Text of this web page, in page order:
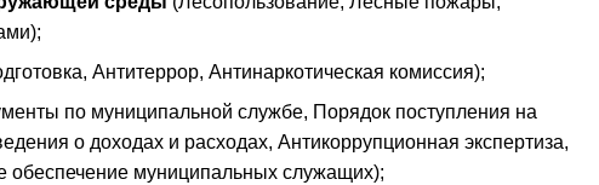
Антитеррор, Антинаркотическая комиссия);
по муниципальной службе, Порядок поступления на
о доходах и расходах, Антикоррупционная экспертиза,
обеспечение муниципальных служащих);